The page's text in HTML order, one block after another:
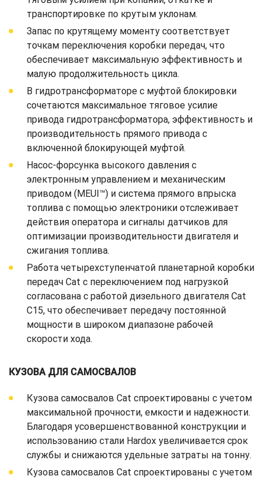
транспортировке по крутым уклонам.
Запас по крутящему моменту соответствует
точкам переключения коробки передач, что
обеспечивает максимальную эффективность и
малую продолжительность цикла.
В гидротрансформаторе с муфтой блокировки
сочетаются максимальное тяговое усилие
привода гидротрансформатора, эффективность и
производительность прямого привода с
включенной блокирующей муфтой.
Насос-форсунка высокого давления с
электронным управлением и механическим
приводом (MEUI™) и система прямого впрыска
топлива с помощью электроники отслеживает
действия оператора и сигналы датчиков для
оптимизации производительности двигателя и
сжигания топлива.
Работа четырехступенчатой планетарной коробки
передач Cat с переключением под нагрузкой
согласована с работой дизельного двигателя Cat
C15, что обеспечивает передачу постоянной
мощности в широком диапазоне рабочей
скорости хода.
КУЗОВА ДЛЯ САМОСВАЛОВ
Кузова самосвалов Cat спроектированы с учетом
максимальной прочности, емкости и надежности.
Благодаря усовершенствованной конструкции и
использованию стали Hardox увеличивается срок
службы и снижаются удельные затраты на тонну.
Кузова самосвалов Cat спроектированы с учетом